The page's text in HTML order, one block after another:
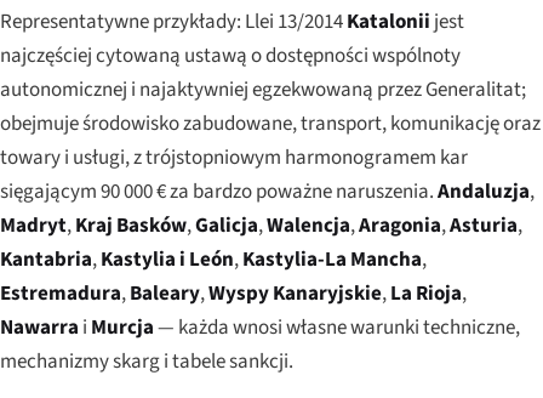
Representatywne przykłady: Llei 13/2014Katalonii jest
najczęściej cytowaną ustawą o dostępności wspólnoty
autonomicznej i najaktywniej egzekwowaną przez Generalitat;
obejmuje środowisko zabudowane, transport, komunikację oraz
towary i usługi, z trójstopniowym harmonogramem kar
sięgającym 90 000 € za bardzo poważne naruszenia.Andaluzja,
Madryt,Kraj Basków,Galicja,Walencja,Aragonia,Asturia,
Kantabria,Kastylia i León,Kastylia-La Mancha,
Estremadura,Baleary,Wyspy Kanaryjskie,La Rioja,
Nawarra i Murcja— każda wnosi własne warunki techniczne,
mechanizmy skarg i tabele sankcji.